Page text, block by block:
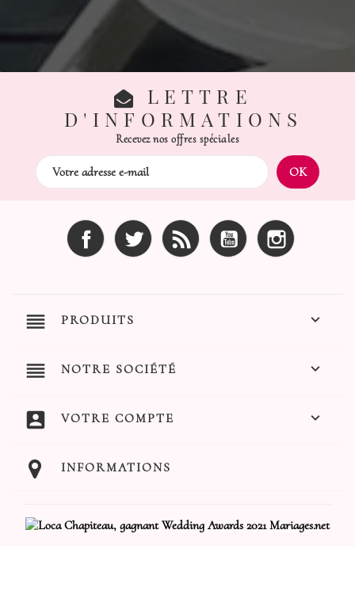
LETTRE
D'INFORMATIONS
Recevez nos offres spéciales
Facebook Twitter Rss YouTube
reorder PRODUITS 
reorder NOTRE SOCIÉTÉ 
account_box VOTRE COMPTE 
INFORMATIONS